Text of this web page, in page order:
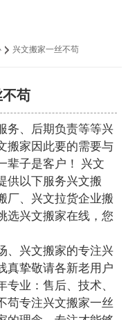
兴文搬家一丝不苟
苟
、后期负责等等兴
搬家因此要的需要与
辈子是客户！ 兴文
供以下服务兴文搬
厂、兴文拉货企业搬
选兴文搬家在线，您
兴文搬家的专注兴
真挚敬请各新老用户
业：售后、技术、
苟专注兴文搬家一丝